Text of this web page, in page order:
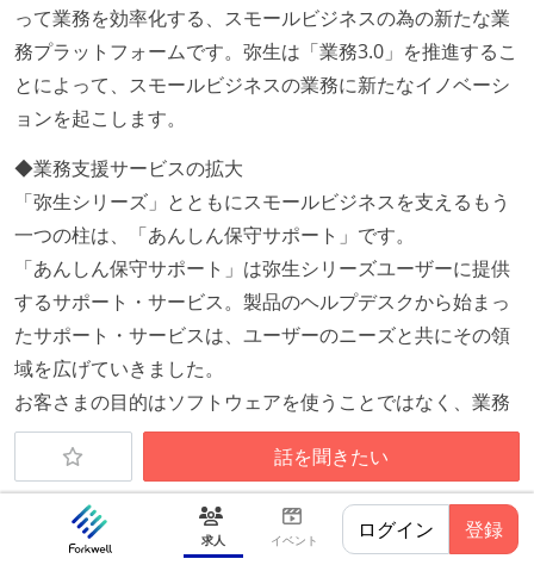
求人 イベント ログイン 登録
って業務を効率化する、スモールビジネスの為の新たな業
務プラットフォームです。弥生は「業務3.0」を推進するこ
とによって、スモールビジネスの業務に新たなイノベーシ
ョンを起こします。
◆業務支援サービスの拡大
「弥生シリーズ」とともにスモールビジネスを支えるもう
一つの柱は、「あんしん保守サポート」です。
「あんしん保守サポート」は弥生シリーズユーザーに提供
するサポート・サービス。製品のヘルプデスクから始まっ
たサポート・サービスは、ユーザーのニーズと共にその領
域を広げていきました。
お客さまの目的はソフトウェアを使うことではなく、業務
を完遂すること。その考えからソフトウェアの操作サポー
トに留まらず、仕訳相談をはじめとする業務相談サービス
のほか、規模のメリットを活かしたバックオフィス系のサ
ービスも広く提供し、ソフトウェア保守の枠を大きく超え
話を聞きたい